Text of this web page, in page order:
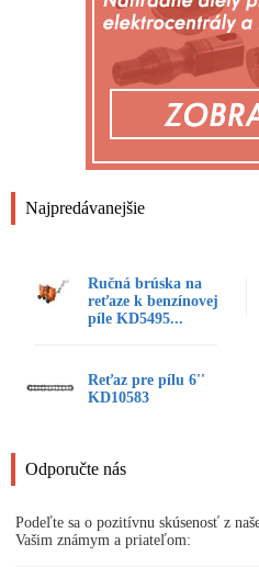
Najpredávanejšie
Ručná brúska na
reťaze k benzínovej
píle KD5495...
Reťaz pre pílu 6''
KD10583
Odporučte nás
Podeľte sa o pozitívnu skúsenosť z
Vašim známym a priateľom: